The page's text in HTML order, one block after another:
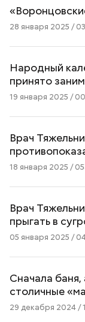
28 января 2025 /
Народный
принято
19 января 2025 /
Врач
18 января 2025 /
Врач
прыгать в
05 января 2025 /
Сначала
столичные
29 декабря 2024 /